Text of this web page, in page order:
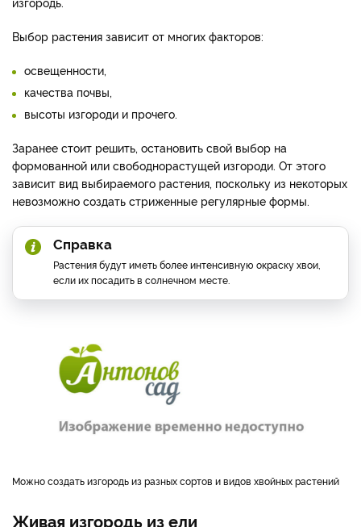
Выбор растения зависит от многих факторов:
освещенности,
качества почвы,
высоты изгороди и прочего.
Заранее стоит решить, остановить свой выбор на
формованной или свободнорастущей изгороди. От этого
зависит вид выбираемого растения, поскольку из некоторых
невозможно создать стриженные регулярные формы.
Справка
Растения будут иметь более интенсивную окраску хвои,
если их посадить в солнечном месте.
Можно создать изгородь из разных сортов и видов хвойных растений
Живая изгородь из ели